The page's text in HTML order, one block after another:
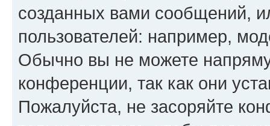
созданных вами сообщений,
пользователей: например,
Обычно вы не можете
конференции, так как они
Пожалуйста, не засоряйте